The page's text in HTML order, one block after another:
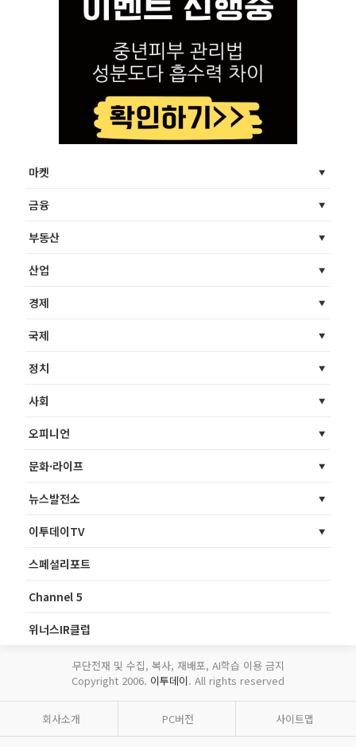
마켓
금융
부동산
산업
경제
국제
정치
사회
오피니언
문화·라이프
뉴스발전소
이투데이TV
스페셜리포트
Channel 5
위너스IR클럽
무단전재 및 수집, 복사, 재배포, AI학습 이용 금지
Copyright 2006. 이투데이. All rights reserved
회사소개 PC버전 사이트맵